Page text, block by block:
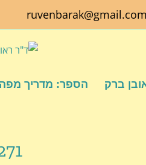
ruvenbarak@gmail.com
ברק הספר: מדריך מפה
271: בעניין